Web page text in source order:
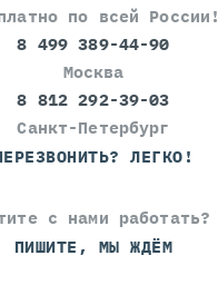
по всей России!
8 499 389-44-90
Москва
8 812 292-39-03
Санкт-Петербург
ЛЕГКО!
с нами работать?
ПИШИТЕ, МЫ ЖДЁМ